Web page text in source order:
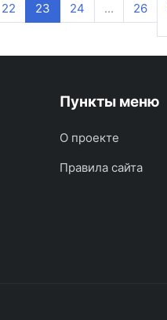
22 23 24 ... 26
Пункты меню
О проекте
Правила сайта